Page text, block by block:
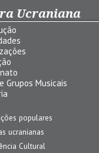
Ucraniana
Grupos Musicais
populares
ucranianas
Cultural